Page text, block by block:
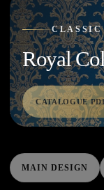
Royal
CATALOGUE
MAIN DESIGN